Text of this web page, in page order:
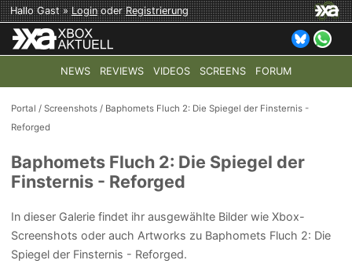
Hallo Gast »LoginoderRegistrierung
NEWS REVIEWS VIDEOS SCREENS FORUM
TOP-THEMEN: COD: MODERN WARFARE 4 HALO:
Portal /Screenshots / Baphomets Fluch 2: Die Spiegel der Finsternis -
Reforged
Baphomets Fluch 2: Die Spiegel der
Finsternis - Reforged
In dieser Galerie findet ihr ausgewählte Bilder wie Xbox-
Screenshots oder auch Artworks zu Baphomets Fluch 2: Die
Spiegel der Finsternis - Reforged.